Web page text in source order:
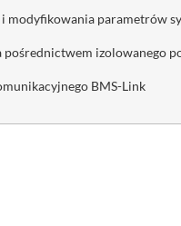
modyfikowania parametrów
izolowanego
BMS-Link